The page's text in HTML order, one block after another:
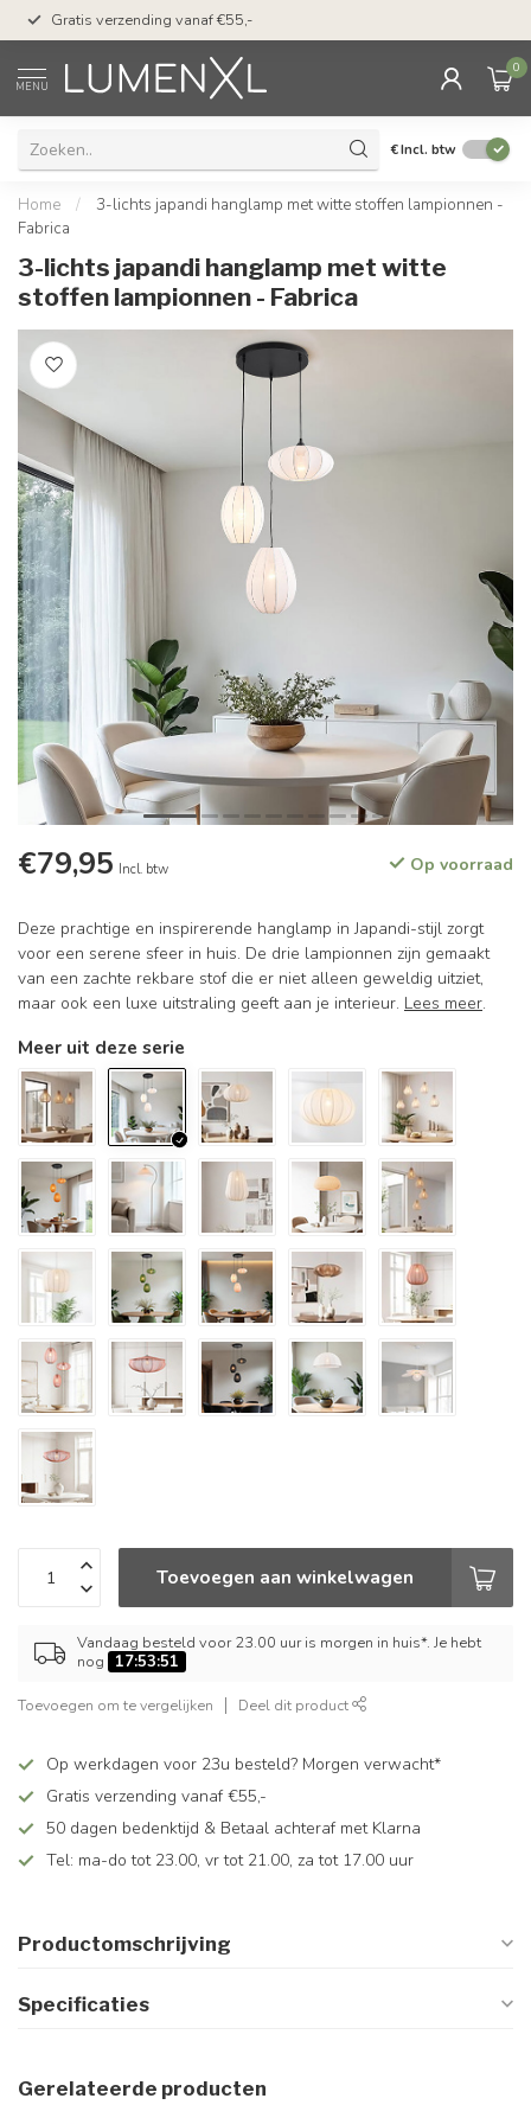
Gratis verzending vanaf €55,-
MENU
0
€Incl. btw
Home /
3-lichts japandi hanglamp met witte stoffen lampionnen -
Fabrica
3-lichts japandi hanglamp met witte
stoffen lampionnen - Fabrica
€79,95 Incl. btw Op voorraad
Deze prachtige en inspirerende hanglamp in Japandi-stijl zorgt
voor een serene sfeer in huis. De drie lampionnen zijn gemaakt
van een zachte rekbare stof die er niet alleen geweldig uitziet,
maar ook een luxe uitstraling geeft aan je interieur. Lees meer.
Meer uit deze serie
Toevoegen aan winkelwagen
Vandaag besteld voor 23.00 uur is morgen in huis*. Je hebt
nog
17:53:51
Toevoegen om te vergelijken Deel dit product
Op werkdagen voor 23u besteld? Morgen verwacht*
Gratis verzending vanaf €55,-
50 dagen bedenktijd & Betaal achteraf met Klarna
Tel: ma-do tot 23.00, vr tot 21.00, za tot 17.00 uur
Productomschrijving
Specificaties
Gerelateerde producten